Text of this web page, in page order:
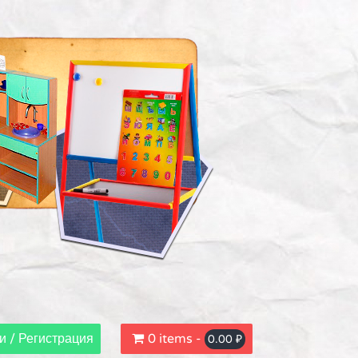
/ Регистрация 0 items - 0.00 ₽